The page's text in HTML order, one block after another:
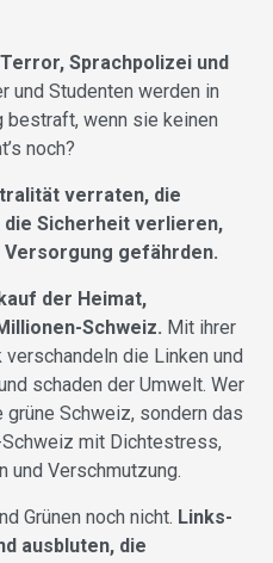
Sprachpolizei und
und Studenten werden in
wenn sie keinen
noch?
verraten, die
die Sicherheit verlieren,
Versorgung gefährden.
der Heimat,
Schweiz. Mit ihrer
die Linken und
schaden der Umwelt. Wer
grüne Schweiz, sondern das
mit Dichtestress,
und Verschmutzung.
Grünen noch nicht. Links-
ausbluten, die